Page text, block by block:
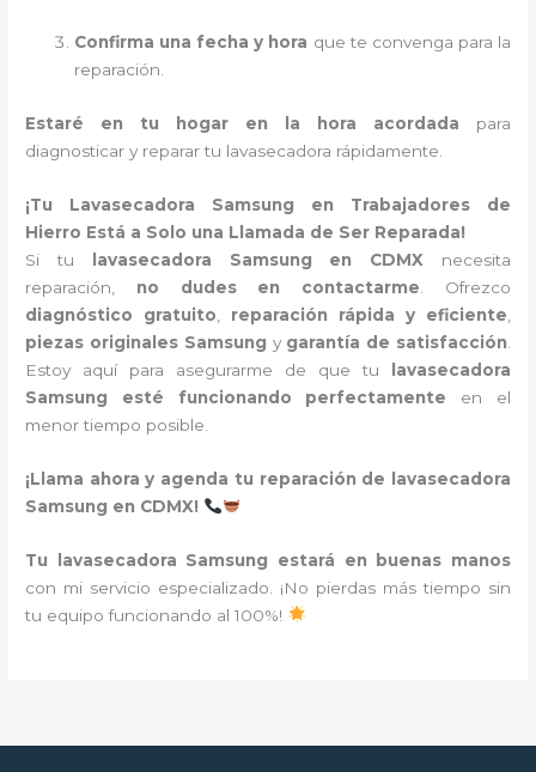
Confirma una fecha y hora que te convenga para la
reparación.
Estaré en tu hogar en la hora acordada para
diagnosticar y reparar tu lavasecadora rápidamente.
¡Tu Lavasecadora Samsung en Trabajadores de
Hierro Está a Solo una Llamada de Ser Reparada!
Si tu
lavasecadora Samsung en CDMX necesita
reparación, no dudes en contactarme . Ofrezco
diagnóstico gratuito
reparación rápida y eficiente
piezas originales Samsung y garantía de satisfacción
Estoy aquí para asegurarme de que tu
lavasecadora
Samsung esté funcionando perfectamente en el
menor tiempo posible.
¡Llama ahora y agenda tu reparación de lavasecadora
Samsung en CDMX!
Tu lavasecadora Samsung estará en buenas manos
con mi servicio especializado. ¡No pierdas más tiempo sin
tu equipo funcionando al 100%!